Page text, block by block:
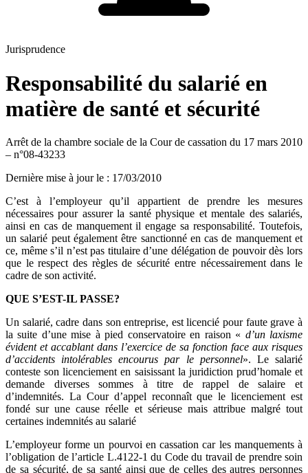
Jurisprudence
Responsabilité du salarié en
matière de santé et sécurité
Arrêt de la chambre sociale de la Cour de cassation du 17 mars 2010
– n°08-43233
Dernière mise à jour le : 17/03/2010
C’est à l’employeur qu’il appartient de prendre les mesures
nécessaires pour assurer la santé physique et mentale des salariés,
ainsi en cas de manquement il engage sa responsabilité. Toutefois,
un salarié peut également être sanctionné en cas de manquement et
ce, même s’il n’est pas titulaire d’une délégation de pouvoir dès lors
que le respect des règles de sécurité entre nécessairement dans le
cadre de son activité.
QUE S’EST-IL PASSE?
Un salarié, cadre dans son entreprise, est licencié pour faute grave à
la suite d’une mise à pied conservatoire en raison « d’un laxisme
évident et accablant dans l’exercice de sa fonction face aux risques
d’accidents intolérables encourus par le personnel». Le salarié
conteste son licenciement en saisissant la juridiction prud’homale et
demande diverses sommes à titre de rappel de salaire et
d’indemnités. La Cour d’appel reconnaît que le licenciement est
fondé sur une cause réelle et sérieuse mais attribue malgré tout
certaines indemnités au salarié
L’employeur forme un pourvoi en cassation car les manquements à
l’obligation de l’article L.4122-1 du Code du travail de prendre soin
de sa sécurité, de sa santé ainsi que de celles des autres personnes